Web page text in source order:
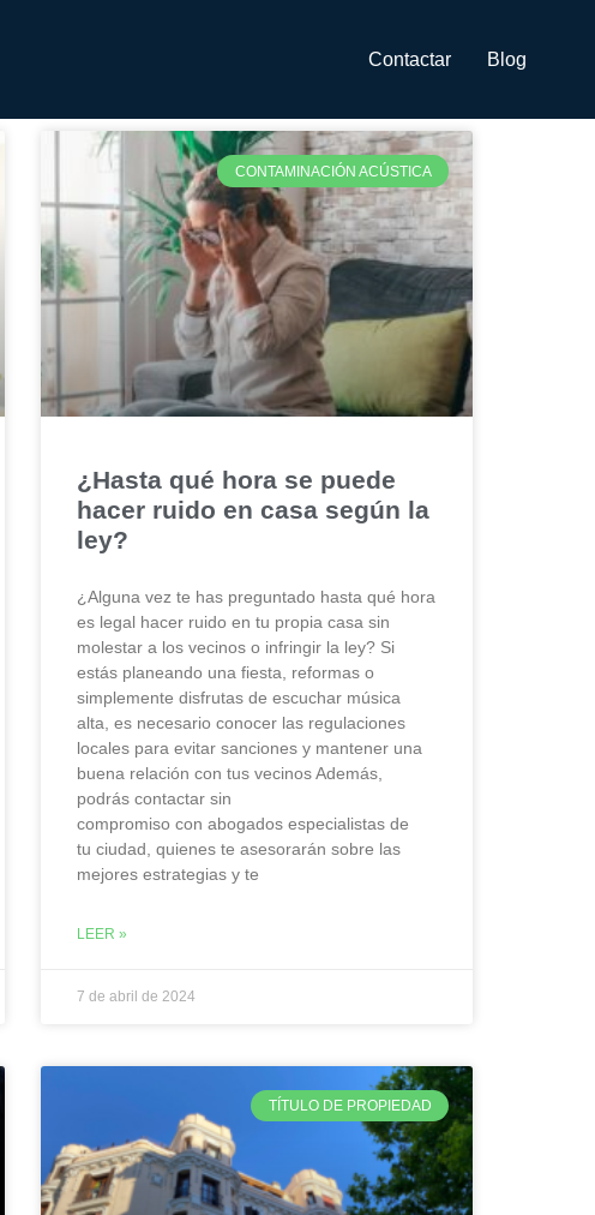
Contactar Blog
CONTAMINACIÓN ACÚSTICA
¿Hasta qué hora se puede
hacer ruido en casa según la
ley?
¿Alguna vez te has preguntado hasta qué hora
es legal hacer ruido en tu propia casa sin
molestar a los vecinos o infringir la ley? Si
estás planeando una fiesta, reformas o
simplemente disfrutas de escuchar música
alta, es necesario conocer las regulaciones
locales para evitar sanciones y mantener una
buena relación con tus vecinos Además,
podrás contactar sin
compromiso con abogados especialistas de
tu ciudad, quienes te asesorarán sobre las
mejores estrategias y te
LEER »
7 de abril de 2024
TÍTULO DE PROPIEDAD